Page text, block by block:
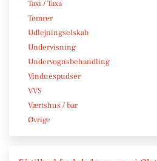
Taxi / Taxa
Tømrer
Udlejningselskab
Undervisning
Undervognsbehandling
Vinduespudser
VVS
Værtshus / bar
Øvrige